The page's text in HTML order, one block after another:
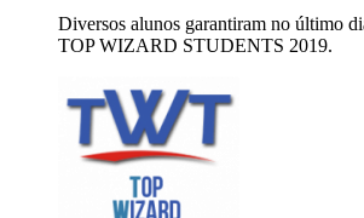
Diversos alunos garantiram no último
TOP WIZARD STUDENTS 2019.